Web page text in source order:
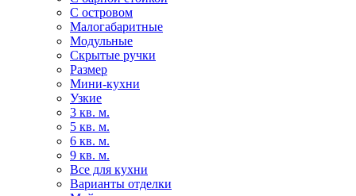
С островом
Малогабаритные
Модульные
Скрытые ручки
Размер
Мини-кухни
Узкие
3 кв. м.
5 кв. м.
6 кв. м.
9 кв. м.
Все для кухни
Варианты отделки